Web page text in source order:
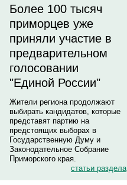
Более 100 тысяч
приморцев уже
приняли участие в
предварительном
голосовании
"Единой России"
Жители региона продолжают
выбирать кандидатов, которые
представят партию на
предстоящих выборах в
Государственную Думу и
Законодательное Собрание
Приморского края.
статьи раздела